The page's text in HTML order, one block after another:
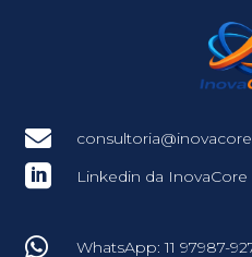

 Linkedin da InovaCore
 WhatsApp: 11 97987-